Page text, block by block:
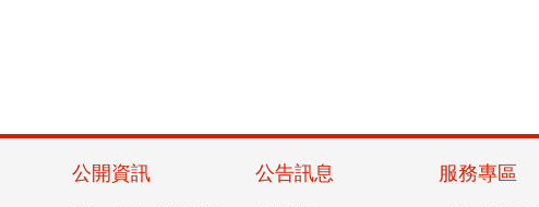
公開資訊 公告訊息 服務專區